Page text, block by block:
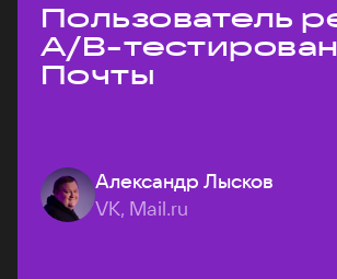
Пользователь
A/B-
Почты
Александр Лысков
VK, Mail.ru